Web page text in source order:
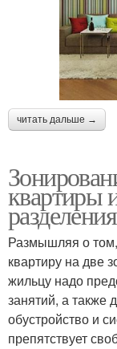
читать дальше →
квартиры
Размышляя о
квартиру на две
жильцу надо
занятий, а также
обустройство и
препятствует